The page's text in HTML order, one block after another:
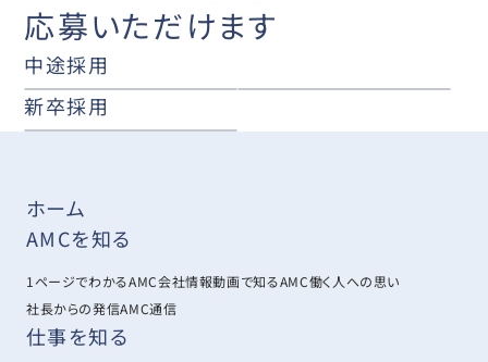
応募いただけます
中途採用
新卒採用
ホーム
AMCを知る
1ページでわかるAMC会社情報動画で知るAMC働く人への思い
社長からの発信AMC通信
仕事を知る